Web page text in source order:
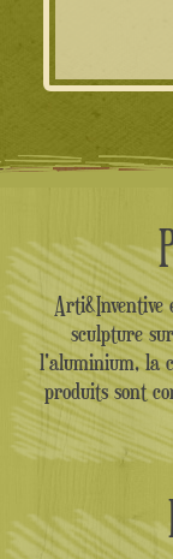
Arti&Inventive
sculpture
l'aluminium, la
produits sont